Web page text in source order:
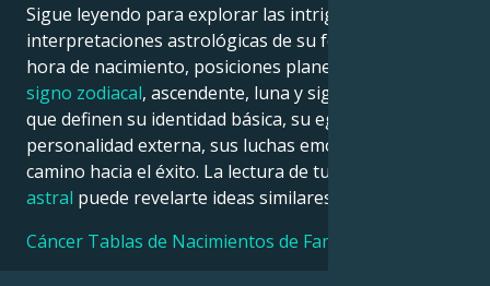
Sigue leyendo para explorar las intrigantes
interpretaciones astrológicas de su fecha, lugar y
hora de nacimiento, posiciones planetarias, casas,
signo zodiacal, ascendente, luna y signo ascendente,
que definen su identidad básica, su ego, su
personalidad externa, sus luchas emocionales y su
camino hacia el éxito. La lectura de tu propia
astral puede revelarte ideas similares.
Cáncer Tablas de Nacimientos de Famosos